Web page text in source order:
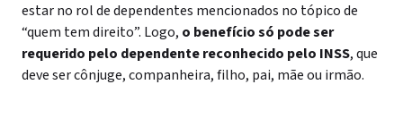
estar no rol de dependentes mencionados no tópico de
“quem tem direito”. Logo, o benefício só pode ser
requerido pelo dependente reconhecido pelo INSS, que
deve ser cônjuge, companheira, filho, pai, mãe ou irmão.